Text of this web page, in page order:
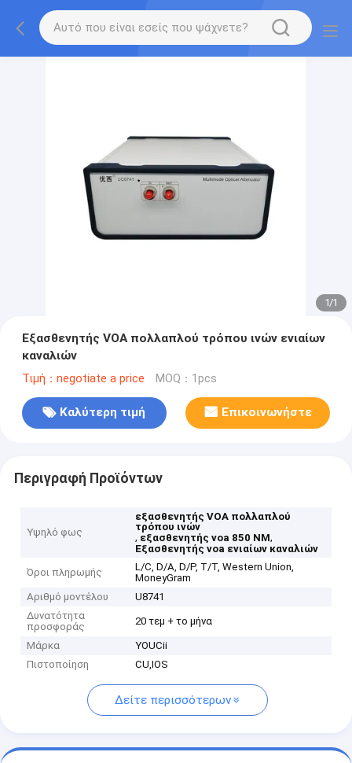
1/1
Εξασθενητής VOA πολλαπλού τρόπου ινών ενιαίων
καναλιών
Τιμή：negotiate a price MOQ：1pcs
Καλύτερη τιμή Επικοινωνήστε
Περιγραφή Προϊόντων
Υψηλό φως
εξασθενητής VOA πολλαπλού
τρόπου ινών
, εξασθενητής voa 850 NM,
Εξασθενητής voa ενιαίων καναλιών
Όροι πληρωμής
L/C, D/A, D/P, T/T, Western Union,
MoneyGram
Αριθμό μοντέλου
U8741
Δυνατότητα
προσφοράς
20 τεμ + το μήνα
Μάρκα
YOUCii
Πιστοποίηση
CU,IOS
Δείτε περισσότερων